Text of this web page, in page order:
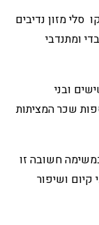
מזון נדיבים
ומתנדבי
ובני
שכר המציתות
חשובה זו
קיום ושיפור